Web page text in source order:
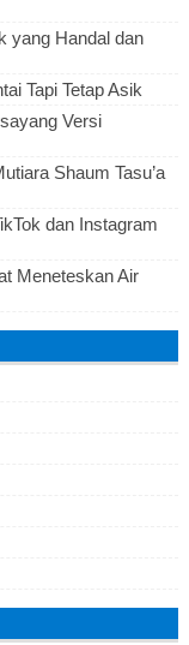
yang Handal dan
Tapi Tetap Asik
Versi
Shaum Tasu’a
dan Instagram
Meneteskan Air